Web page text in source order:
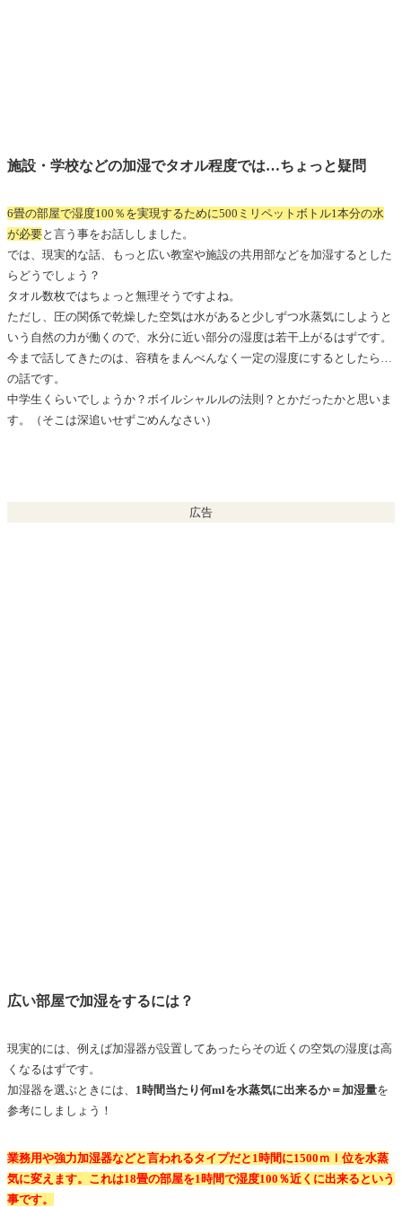
施設・学校などの加湿でタオル程度では…ちょっと疑問
6畳の部屋で湿度100％を実現するために500ミリペットボトル1本分の水
が必要と言う事をお話ししました。
では、現実的な話、もっと広い教室や施設の共用部などを加湿するとした
らどうでしょう？
タオル数枚ではちょっと無理そうですよね。
ただし、圧の関係で乾燥した空気は水があると少しずつ水蒸気にしようと
いう自然の力が働くので、水分に近い部分の湿度は若干上がるはずです。
今まで話してきたのは、容積をまんべんなく一定の湿度にするとしたら…
の話です。
中学生くらいでしょうか？ボイルシャルルの法則？とかだったかと思いま
す。（そこは深追いせずごめんなさい）
広告
広い部屋で加湿をするには？
現実的には、例えば加湿器が設置してあったらその近くの空気の湿度は高
くなるはずです。
加湿器を選ぶときには、 1時間当たり何mlを水蒸気に出来るか＝加湿量を
参考にしましょう！
業務用や強力加湿器などと言われるタイプだと1時間に1500ｍｌ位を水蒸
気に変えます。これは18畳の部屋を1時間で湿度100％近くに出来るという
事です。